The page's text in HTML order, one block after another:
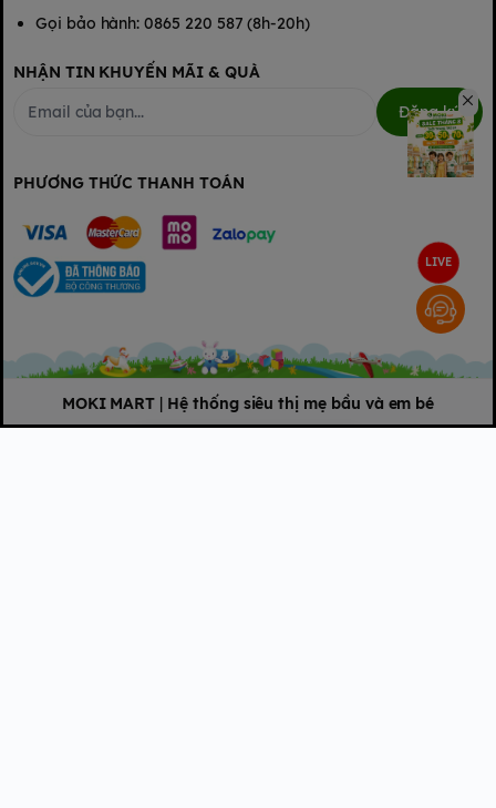
Gọi bảo hành: 0865 220 587 (8h-20h)
NHẬN TIN KHUYẾN MÃI & QUÀ
Đăng ký
PHƯƠNG THỨC THANH TOÁN
MOKI MART Hệ thống siêu thị mẹ bầu và em bé
LIVE